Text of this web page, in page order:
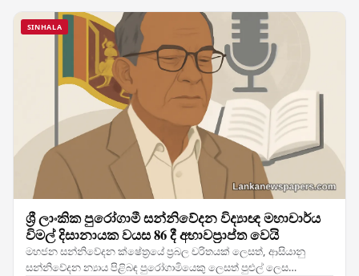
SINHALA
ශ්‍රී ලාංකික පුරෝගාමී සන්නිවේදන විද්‍යාඥ මහාචාර්ය
විමල් දිසානායක වයස 86 දී අභාවප්‍රාප්ත වෙයි
මහජන සන්නිවේදන ක්ෂේත්‍රයේ ප්‍රබල චරිතයක් ලෙසත්, ආසියානු
සන්නිවේදන න්‍යාය පිළිබඳ පුරෝගාමියෙකු ලෙසත් පුළුල් ලෙස